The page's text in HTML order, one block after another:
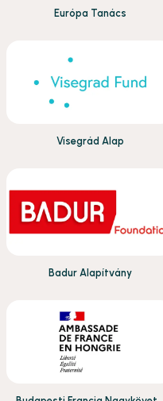
Európa Tanács
Visegrád Alap
Badur Alapítvány